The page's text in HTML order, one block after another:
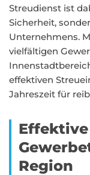
Streudienst ist
Sicherheit,
Unternehmens.
vielfältigen
effektiven
Jahreszeit für
Region